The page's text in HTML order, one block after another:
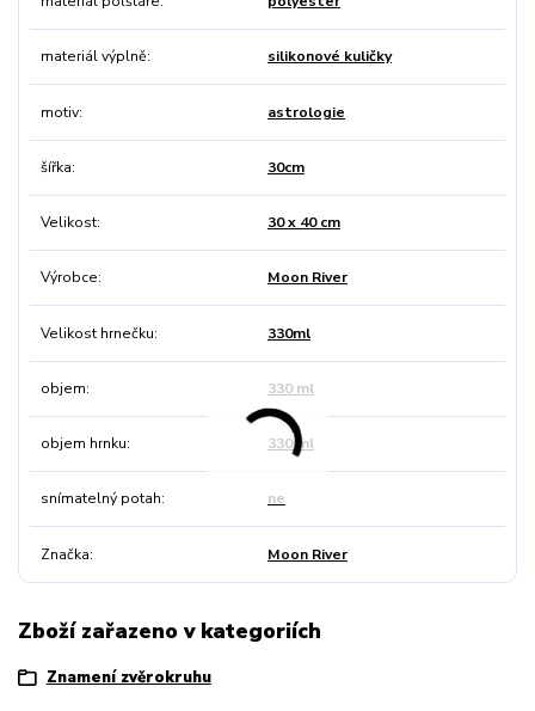
materiál výplně silikonové kuličky
motiv astrologie
šířka 30cm
Velikost 30 x 40 cm
Výrobce Moon River
Velikost hrnečku 330ml
objem 330 ml
objem hrnku 330 ml
snímatelný potah ne
Značka Moon River
Zboží zařazeno v kategoriích
Znamení zvěrokruhu